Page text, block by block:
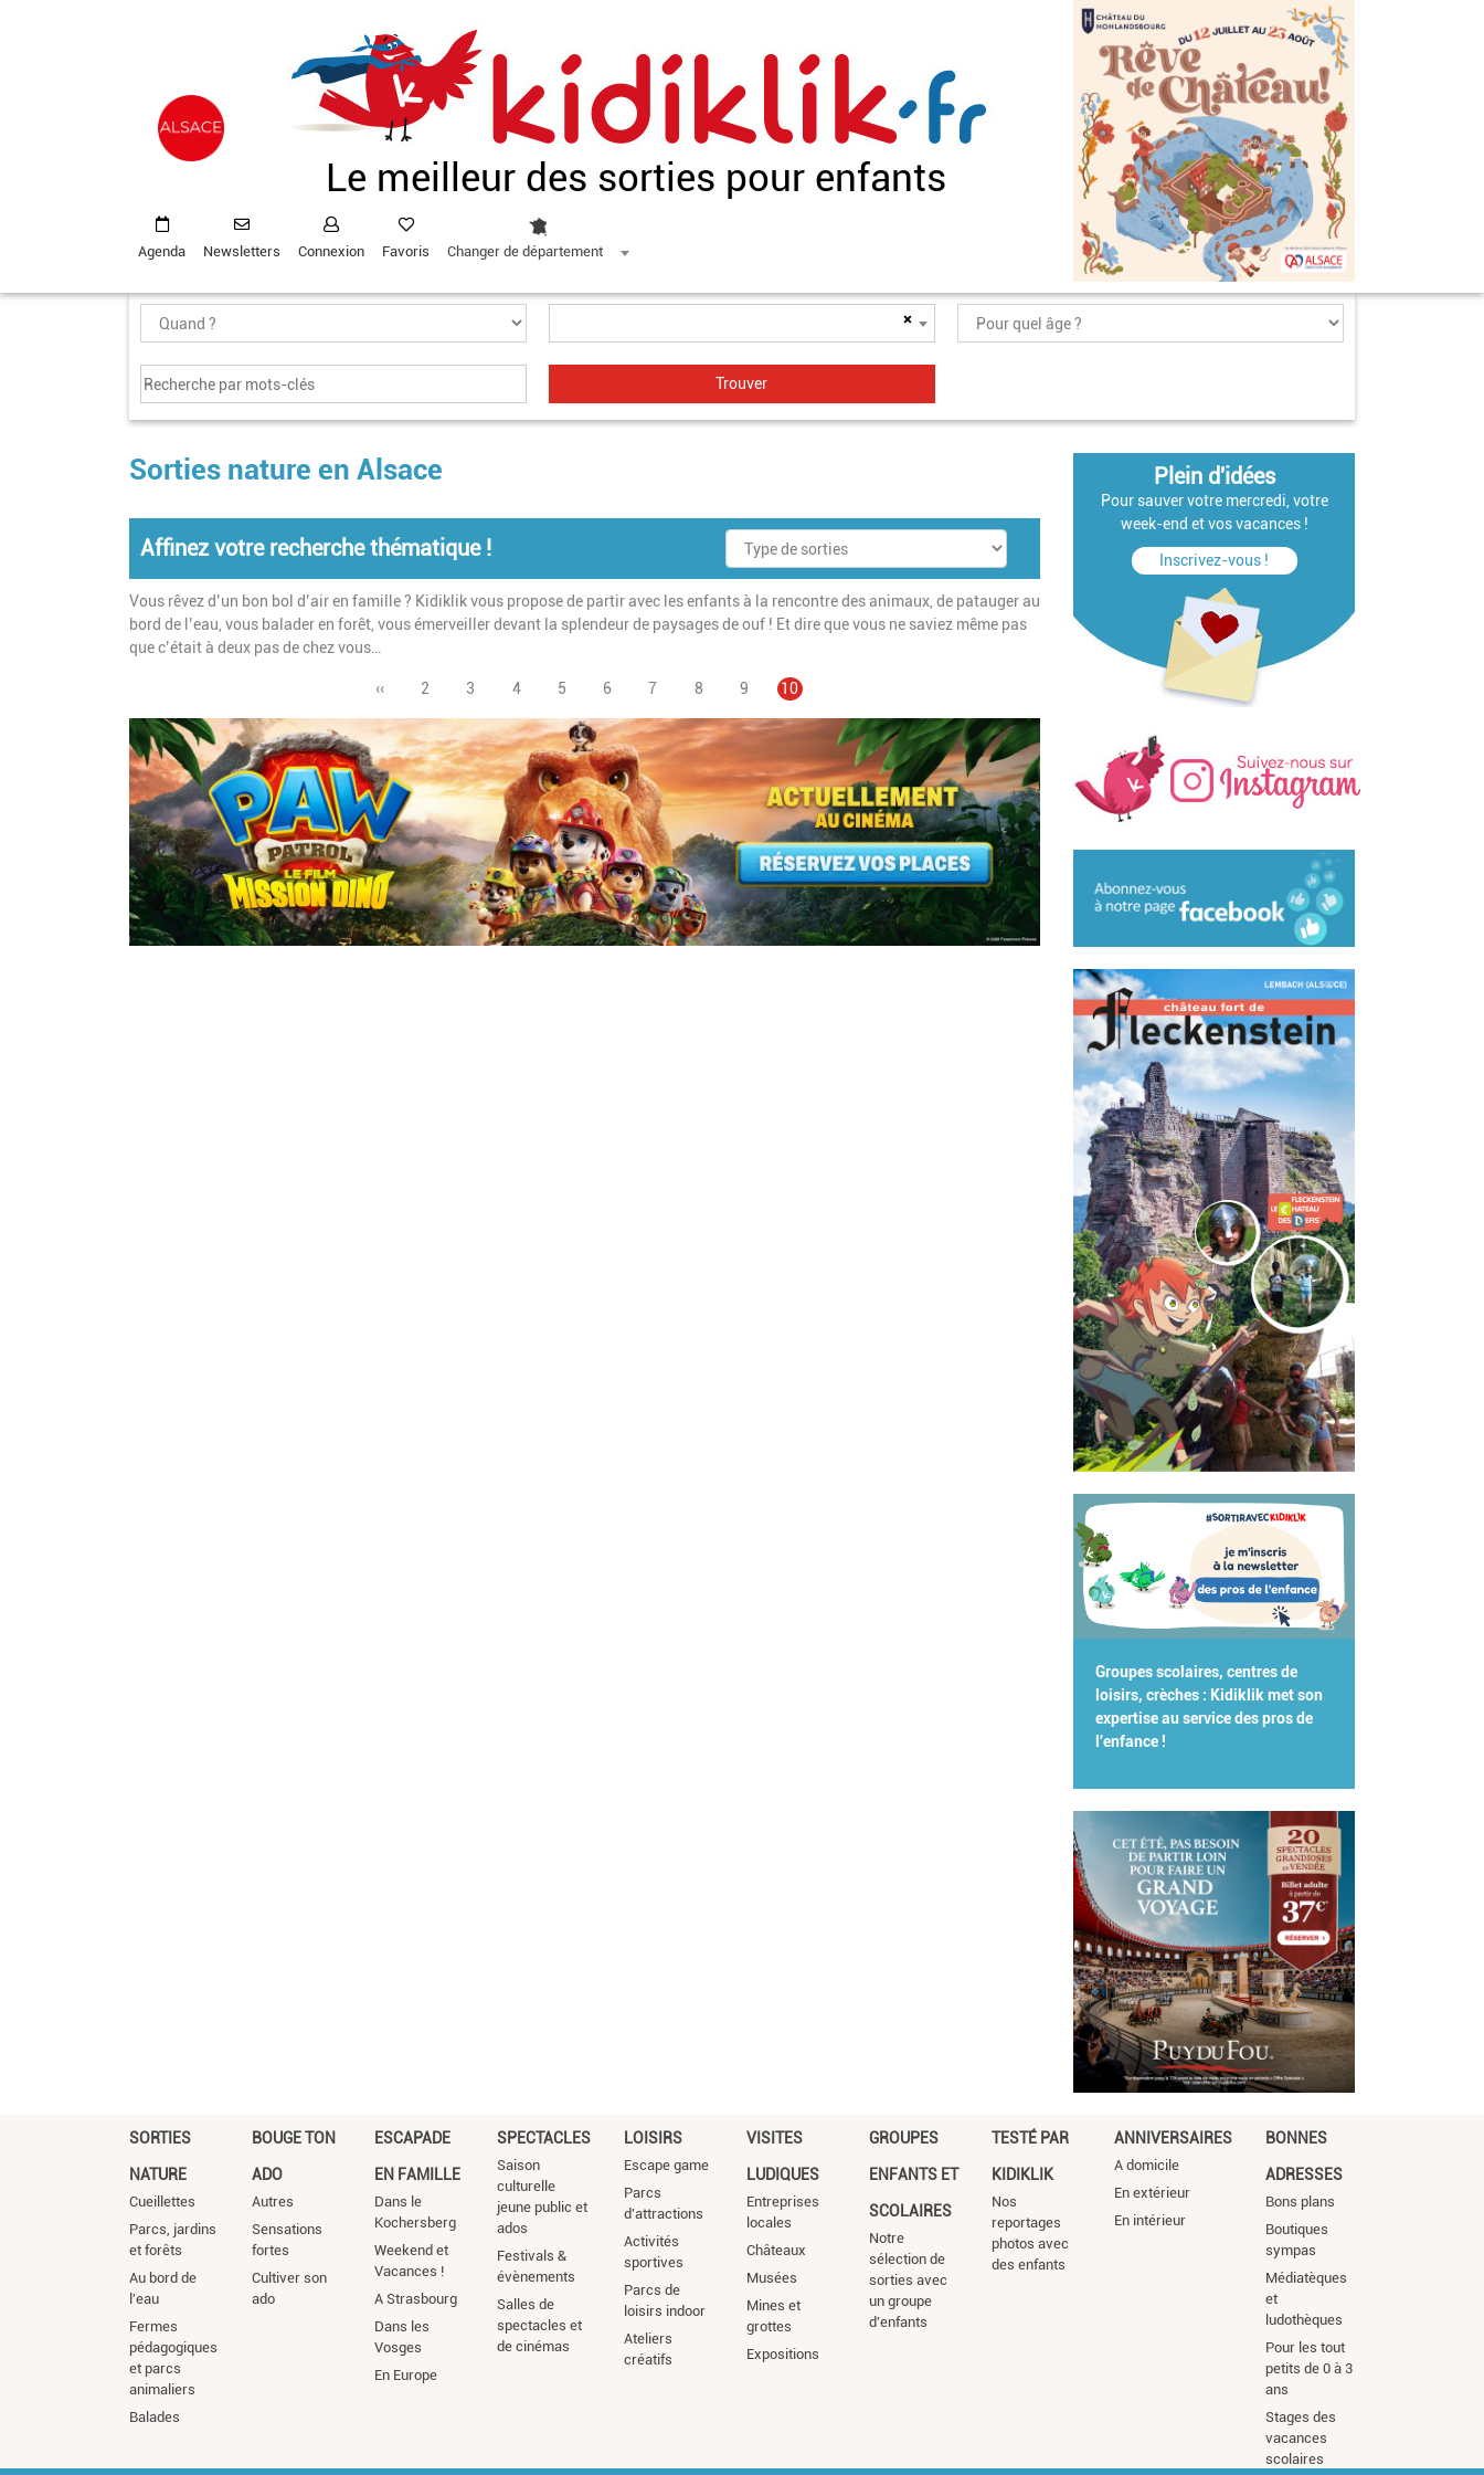
Le meilleur des sorties pour enfants
Agenda Newsletters Connexion Favoris Changer de département
×
Sorties nature en Alsace
Affinez votre recherche thématique !
Vous rêvez d’un bon bol d’air en famille ? Kidiklik vous propose de partir avec les enfants à la rencontre des animaux, de patauger au
bord de l’eau, vous balader en forêt, vous émerveiller devant la splendeur de paysages de ouf ! Et dire que vous ne saviez même pas
que c’était à deux pas de chez vous…
Pagination
Page
‹‹ Page
2 Page
3 Page
4 Page
5 Page
6 Page
7 Page
8 Page
9
Page
10
Plein d'idées
Pour sauver votre mercredi, votre
week-end et vos vacances !
Inscrivez-vous !
Groupes scolaires, centres de
loisirs, crèches : Kidiklik met son
expertise au service des pros de
l'enfance !
SORTIES
NATURE
Cueillettes
Parcs, jardins
et forêts
Au bord de
l'eau
Fermes
pédagogiques
et parcs
animaliers
Balades
BOUGE TON
ADO
Autres
Sensations
fortes
Cultiver son
ado
ESCAPADE
EN FAMILLE
Dans le
Kochersberg
Weekend et
Vacances !
A Strasbourg
Dans les
Vosges
En Europe
SPECTACLES
Saison
culturelle
jeune public et
ados
Festivals &
évènements
Salles de
spectacles et
de cinémas
LOISIRS
Escape game
Parcs
d'attractions
Activités
sportives
Parcs de
loisirs indoor
Ateliers
créatifs
VISITES
LUDIQUES
Entreprises
locales
Châteaux
Musées
Mines et
grottes
Expositions
GROUPES
ENFANTS ET
SCOLAIRES
Notre
sélection de
sorties avec
un groupe
d'enfants
TESTÉ PAR
KIDIKLIK
Nos
reportages
photos avec
des enfants
ANNIVERSAIRES
A domicile
En extérieur
En intérieur
BONNES
ADRESSES
Bons plans
Boutiques
sympas
Médiatèques
et
ludothèques
Pour les tout
petits de 0 à 3
ans
Stages des
vacances
scolaires